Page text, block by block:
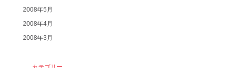
2008年5月
2008年4月
2008年3月